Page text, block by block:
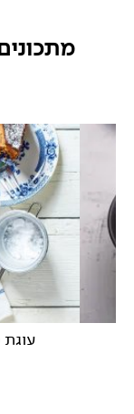
עוגת